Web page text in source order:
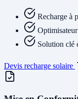
Recharge à
Solution clé
Devis recharge solaire